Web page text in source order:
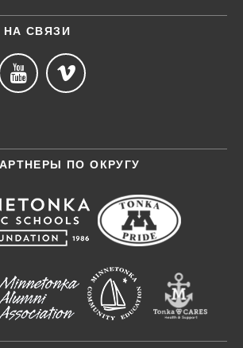
СВЯЗИ
ПО ОКРУГУ